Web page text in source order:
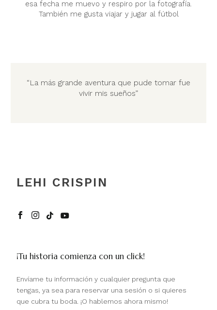
esa fecha me muevo y respiro por la fotografía.
También me gusta viajar y jugar al fútbol
“La más grande aventura que pude tomar fue
vivir mis sueños”
LEHI CRISPIN
   
¡Tu historia comienza con un click!
Envíame tu información y cualquier pregunta que
tengas, ya sea para reservar una sesión o si quieres
que cubra tu boda. ¡O hablemos ahora mismo!